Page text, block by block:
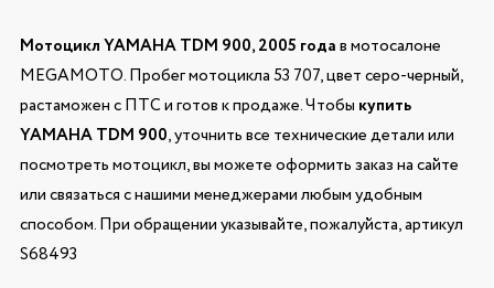
Мотоцикл YAMAHA TDM 900, 2005 годав мотосалоне
MEGAMOTO. Пробег мотоцикла 53 707, цвет серо-черный,
растаможен с ПТС и готов к продаже. Чтобы купить
YAMAHA TDM 900, уточнить все технические детали или
посмотреть мотоцикл, вы можете оформить заказ на сайте
или связаться с нашими менеджерами любым удобным
способом. При обращении указывайте, пожалуйста, артикул
S68493